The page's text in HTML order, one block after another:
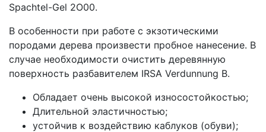
Spachtel-Gel 2O00.
В особенности при работе с экзотическими
породами дерева произвести пробное нанесение. В
случае необходимости очистить деревянную
поверхность разбавителем IRSA Verdunnung В.
Обладает очень высокой износостойкостью;
Длительной эластичностью;
устойчив к воздействию каблуков (обуви);